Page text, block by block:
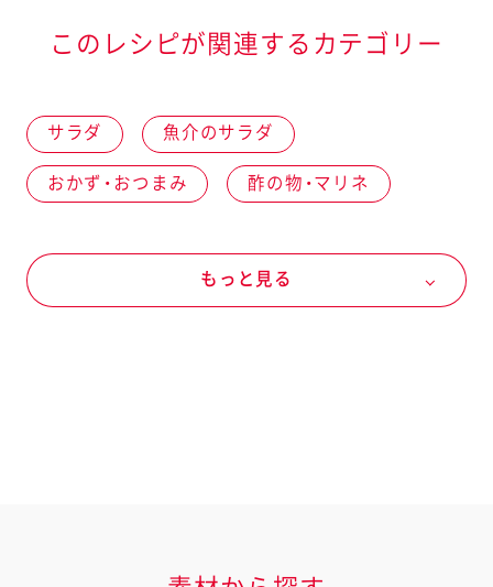
このレシピが関連するカテゴリー
サラダ 魚介のサラダ
おかず・おつまみ 酢の物・マリネ
玉ねぎ オールシーズン
もっと見る